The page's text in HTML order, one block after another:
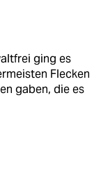
ging es
Flecken
gaben, die es